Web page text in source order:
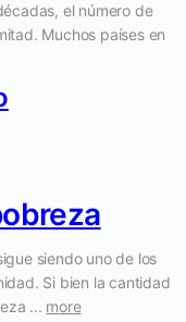
el número de
Muchos países en
siendo uno de los
Si bien la cantidad
... more